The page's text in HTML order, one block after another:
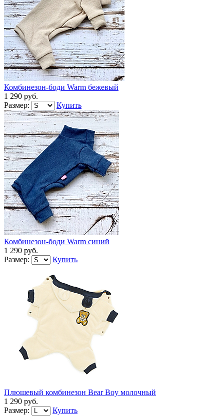
Комбинезон-боди Warm бежевый
1 290 руб.
Размер:
Купить
Комбинезон-боди Warm синий
1 290 руб.
Размер:
Купить
Плюшевый комбинезон Bear Boy молочный
1 290 руб.
Размер:
Купить